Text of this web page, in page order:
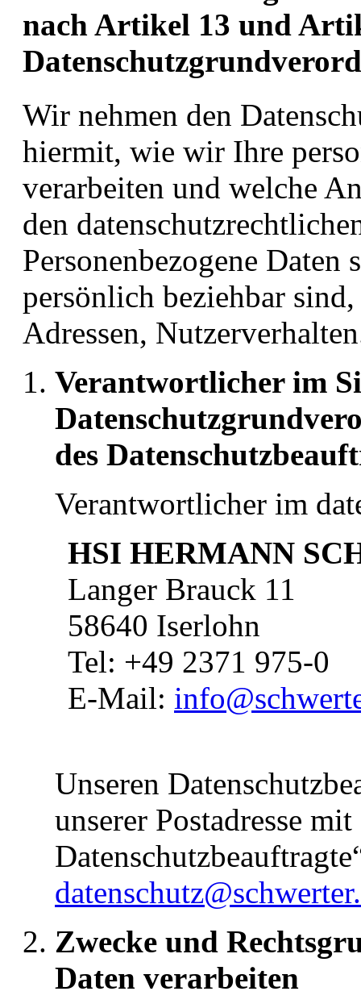
nach Artikel 13 und
Wir nehmen den
hiermit, wie wir Ihre
verarbeiten und welche
den
Personenbezogene
persönlich beziehbar
Adressen,
Verantwortlicher im
des
Verantwortlicher im
HSI HERMANN
Langer Brauck 11
58640 Iserlohn
Tel: +49 2371 975-0
E-Mail:
Unseren
unserer Postadresse
Zwecke und
Daten verarbeiten